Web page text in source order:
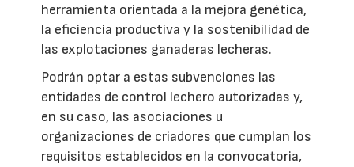
herramienta orientada a la mejora genética,
la eficiencia productiva y la sostenibilidad de
las explotaciones ganaderas lecheras.
Podrán optar a estas subvenciones las
entidades de control lechero autorizadas y,
en su caso, las asociaciones u
organizaciones de criadores que cumplan los
requisitos establecidos en la convocatoria,